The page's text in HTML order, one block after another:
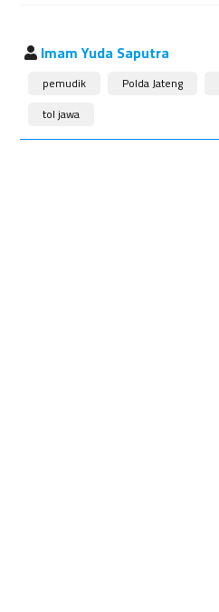
Imam Yuda Saputra
pemudik Polda Jateng
tol jawa